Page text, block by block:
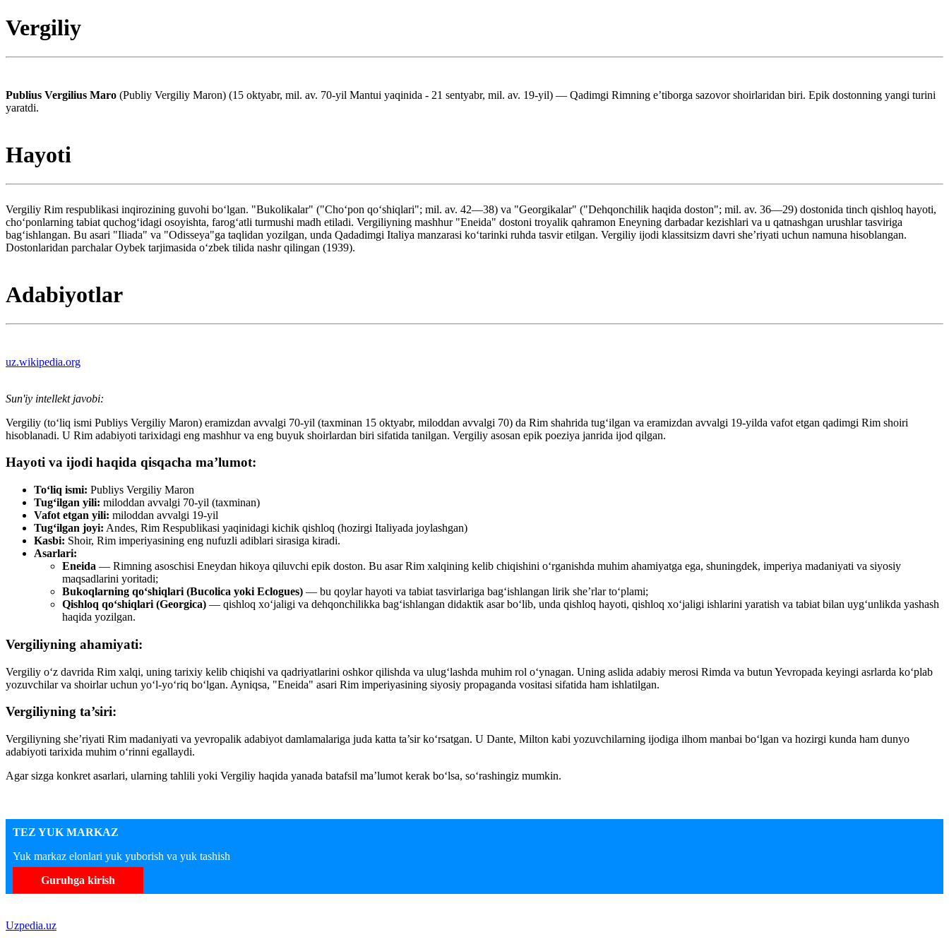
Vergiliy
Publius Vergilius Maro (Publiy Vergiliy Maron) (15 oktyabr, mil. av. 70-yil Mantui yaqinida - 21 sentyabr, mil. av. 19-yil) — Qadimgi Rimning eʼtiborga sazovor shoirlaridan biri. Epik dostonning yangi turini
yaratdi.
Hayoti
Vergiliy Rim respublikasi inqirozining guvohi boʻlgan. "Bukolikalar" ("Choʻpon qoʻshiqlari"; mil. av. 42—38) va "Georgikalar" ("Dehqonchilik haqida doston"; mil. av. 36—29) dostonida tinch qishloq hayoti,
choʻponlarning tabiat quchogʻidagi osoyishta, farogʻatli turmushi madh etiladi. Vergiliyning mashhur "Eneida" dostoni troyalik qahramon Eneyning darbadar kezishlari va u qatnashgan urushlar tasviriga
bagʻishlangan. Bu asari "Iliada" va "Odisseya"ga taqlidan yozilgan, unda Qadadimgi Italiya manzarasi koʻtarinki ruhda tasvir etilgan. Vergiliy ijodi klassitsizm davri sheʼriyati uchun namuna hisoblangan.
Dostonlaridan parchalar Oybek tarjimasida oʻzbek tilida nashr qilingan (1939).
Adabiyotlar
uz.wikipedia.org
Sun'iy intellekt javobi:
Vergiliy (toʻliq ismi Publiys Vergiliy Maron) eramizdan avvalgi 70-yil (taxminan 15 oktyabr, miloddan avvalgi 70) da Rim shahrida tug‘ilgan va eramizdan avvalgi 19-yilda vafot etgan qadimgi Rim shoiri
hisoblanadi. U Rim adabiyoti tarixidagi eng mashhur va eng buyuk shoirlardan biri sifatida tanilgan. Vergiliy asosan epik poeziya janrida ijod qilgan.
Hayoti va ijodi haqida qisqacha ma’lumot:
To‘liq ismi: Publiys Vergiliy Maron
Tug‘ilgan yili: miloddan avvalgi 70-yil (taxminan)
Vafot etgan yili: miloddan avvalgi 19-yil
Tug‘ilgan joyi: Andes, Rim Respublikasi yaqinidagi kichik qishloq (hozirgi Italiyada joylashgan)
Kasbi: Shoir, Rim imperiyasining eng nufuzli adiblari sirasiga kiradi.
Asarlari:
Eneida — Rimning asoschisi Eneydan hikoya qiluvchi epik doston. Bu asar Rim xalqining kelib chiqishini o‘rganishda muhim ahamiyatga ega, shuningdek, imperiya madaniyati va siyosiy
maqsadlarini yoritadi;
Bukoqlarning qo‘shiqlari (Bucolica yoki Eclogues) — bu qoylar hayoti va tabiat tasvirlariga bag‘ishlangan lirik she’rlar to‘plami;
Qishloq qo‘shiqlari (Georgica) — qishloq xo‘jaligi va dehqonchilikka bag‘ishlangan didaktik asar bo‘lib, unda qishloq hayoti, qishloq xo‘jaligi ishlarini yaratish va tabiat bilan uyg‘unlikda yashash
haqida yozilgan.
Vergiliyning ahamiyati:
Vergiliy o‘z davrida Rim xalqi, uning tarixiy kelib chiqishi va qadriyatlarini oshkor qilishda va ulug‘lashda muhim rol o‘ynagan. Uning aslida adabiy merosi Rimda va butun Yevropada keyingi asrlarda ko‘plab
yozuvchilar va shoirlar uchun yo‘l-yo‘riq bo‘lgan. Ayniqsa, "Eneida" asari Rim imperiyasining siyosiy propaganda vositasi sifatida ham ishlatilgan.
Vergiliyning ta’siri:
Vergiliyning she’riyati Rim madaniyati va yevropalik adabiyot damlamalariga juda katta ta’sir ko‘rsatgan. U Dante, Milton kabi yozuvchilarning ijodiga ilhom manbai bo‘lgan va hozirgi kunda ham dunyo
adabiyoti tarixida muhim o‘rinni egallaydi.
Agar sizga konkret asarlari, ularning tahlili yoki Vergiliy haqida yanada batafsil ma’lumot kerak bo‘lsa, so‘rashingiz mumkin.
TEZ YUK MARKAZ
Yuk markaz elonlari yuk yuborish va yuk tashish
Guruhga kirish
Uzpedia.uz